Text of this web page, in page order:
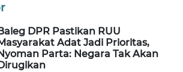
Baleg DPR Pastikan RUU
Adat Jadi Prioritas,
Nyoman Parta: Negara Tak Akan
Dirugikan